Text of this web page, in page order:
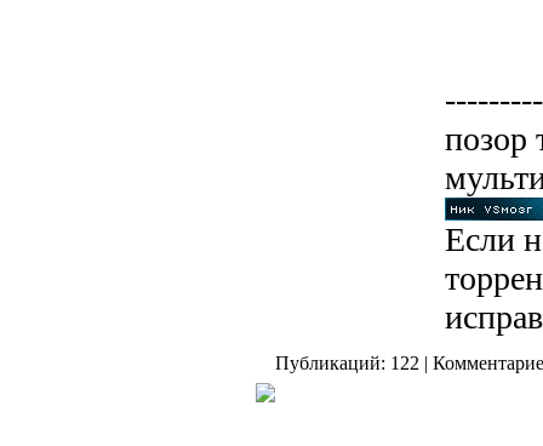
Если
Публикаций: 122 |